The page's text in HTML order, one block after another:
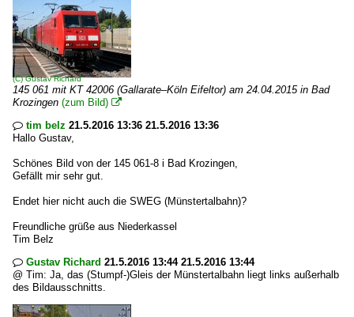
(C)Gustav Richard
145 061 mit KT 42006 (Gallarate–Köln Eifeltor) am 24.04.2015 in Bad
Krozingen (zum Bild) 
 tim belz 21.5.2016 13:36 21.5.2016 13:36
Hallo Gustav,
Schönes Bild von der 145 061-8 i Bad Krozingen,
Gefällt mir sehr gut.
Endet hier nicht auch die SWEG (Münstertalbahn)?
Freundliche grüße aus Niederkassel
Tim Belz
 Gustav Richard 21.5.2016 13:44 21.5.2016 13:44
@ Tim: Ja, das (Stumpf-)Gleis der Münstertalbahn liegt links außerhalb
des Bildausschnitts.